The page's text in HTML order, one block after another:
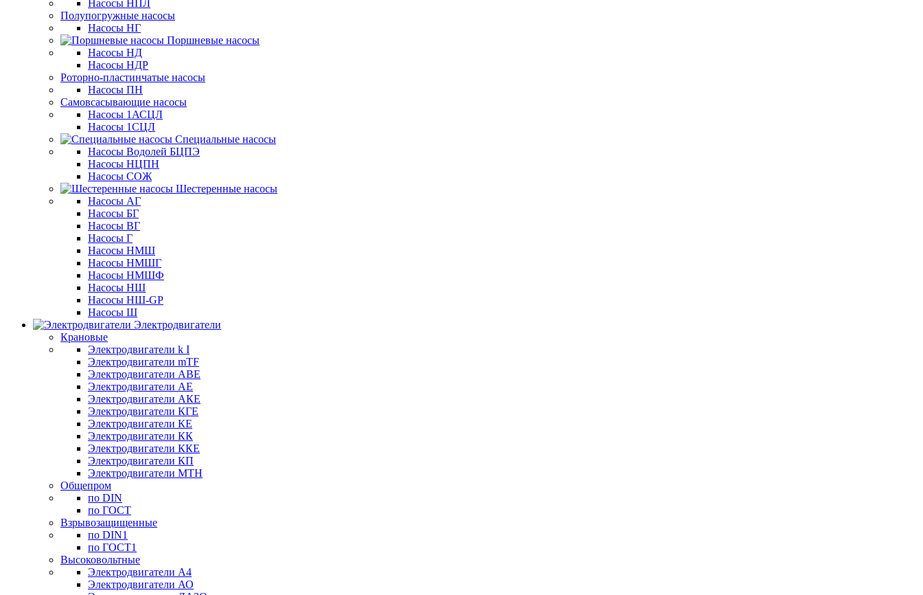
Насосы НПЛ
Полупогружные насосы
Насосы НГ
Поршневые насосы
Насосы НД
Насосы НДР
Роторно-пластинчатые насосы
Насосы ПН
Самовсасывающие насосы
Насосы 1АСЦЛ
Насосы 1СЦЛ
Специальные насосы
Насосы Водолей БЦПЭ
Насосы НЦПН
Насосы СОЖ
Шестеренные насосы
Насосы АГ
Насосы БГ
Насосы ВГ
Насосы Г
Насосы НМШ
Насосы НМШГ
Насосы НМШФ
Насосы НШ
Насосы НШ-GP
Насосы Ш
Электродвигатели
Крановые
Электродвигатели k I
Электродвигатели mTF
Электродвигатели АВЕ
Электродвигатели АЕ
Электродвигатели АКЕ
Электродвигатели КГЕ
Электродвигатели КЕ
Электродвигатели КК
Электродвигатели ККЕ
Электродвигатели КП
Электродвигатели МТН
Общепром
по DIN
по ГОСТ
Взрывозащищенные
по DIN1
по ГОСТ1
Высоковольтные
Электродвигатели А4
Электродвигатели АО